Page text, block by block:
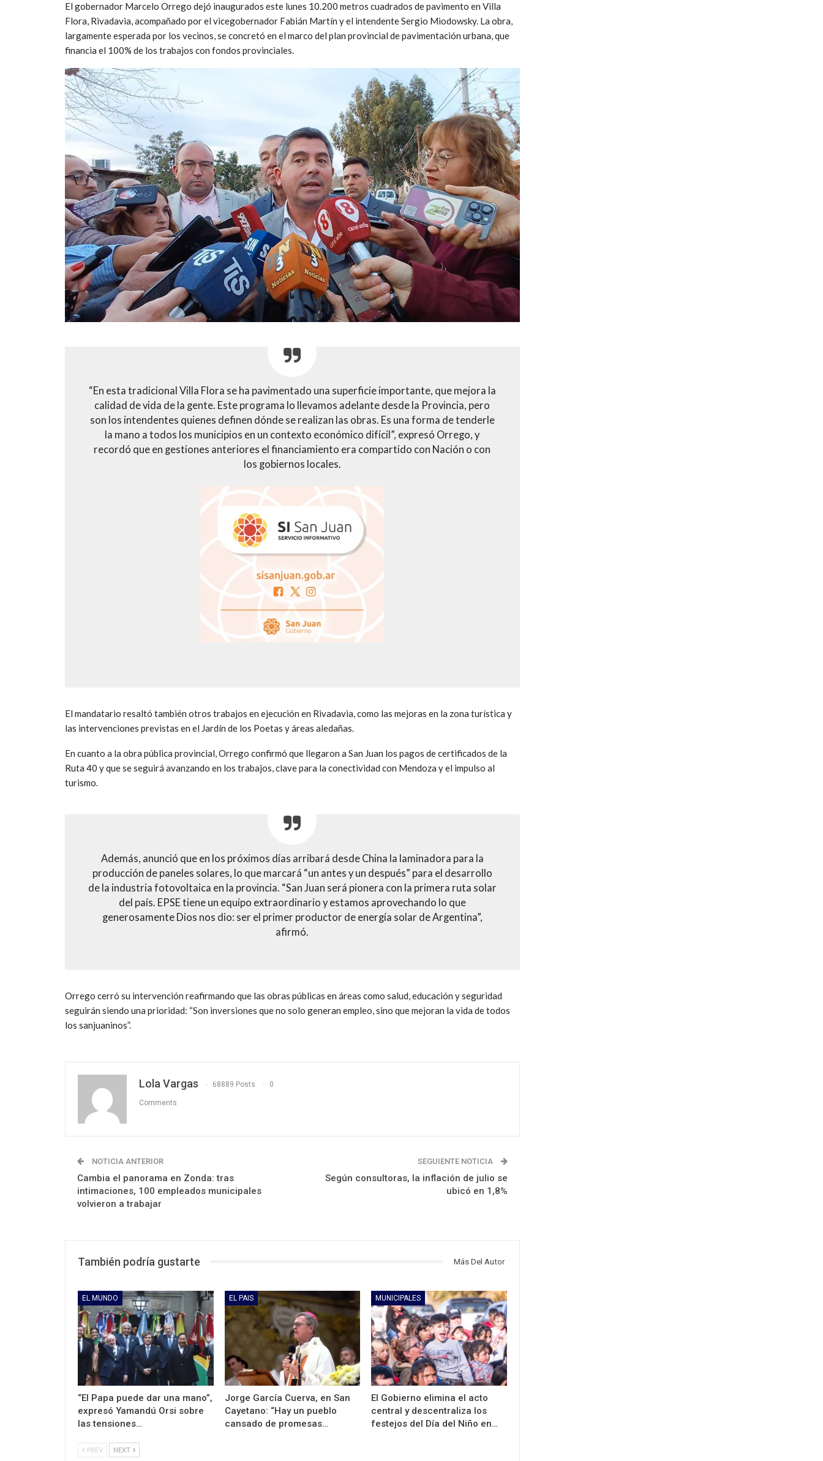
El gobernador Marcelo Orrego dejó inaugurados este lunes 10.200 metros cuadrados de pavimento en Villa
Flora, Rivadavia, acompañado por el vicegobernador Fabián Martín y el intendente Sergio Miodowsky. La obra,
largamente esperada por los vecinos, se concretó en el marco del plan provincial de pavimentación urbana, que
financia el 100% de los trabajos con fondos provinciales.
“En esta tradicional Villa Flora se ha pavimentado una superficie importante, que mejora la
calidad de vida de la gente. Este programa lo llevamos adelante desde la Provincia, pero
son los intendentes quienes definen dónde se realizan las obras. Es una forma de tenderle
la mano a todos los municipios en un contexto económico difícil”, expresó Orrego, y
recordó que en gestiones anteriores el financiamiento era compartido con Nación o con
los gobiernos locales.
El mandatario resaltó también otros trabajos en ejecución en Rivadavia, como las mejoras en la zona turística y
las intervenciones previstas en el Jardín de los Poetas y áreas aledañas.
En cuanto a la obra pública provincial, Orrego confirmó que llegaron a San Juan los pagos de certificados de la
Ruta 40 y que se seguirá avanzando en los trabajos, clave para la conectividad con Mendoza y el impulso al
turismo.
Además, anunció que en los próximos días arribará desde China la laminadora para la
producción de paneles solares, lo que marcará “un antes y un después” para el desarrollo
de la industria fotovoltaica en la provincia. “San Juan será pionera con la primera ruta solar
del país. EPSE tiene un equipo extraordinario y estamos aprovechando lo que
generosamente Dios nos dio: ser el primer productor de energía solar de Argentina”,
afirmó.
Orrego cerró su intervención reafirmando que las obras públicas en áreas como salud, educación y seguridad
seguirán siendo una prioridad: “Son inversiones que no solo generan empleo, sino que mejoran la vida de todos
los sanjuaninos”.
Lola Vargas 68889 Posts 0
Comments
NOTICIA ANTERIOR
Cambia el panorama en Zonda: tras
intimaciones, 100 empleados municipales
volvieron a trabajar
SEGUIENTE NOTICIA
Según consultoras, la inflación de julio se
ubicó en 1,8%
También podría gustarte Más Del Autor
EL MUNDO
“El Papa puede dar una mano”,
expresó Yamandú Orsi sobre
las tensiones…
EL PAIS
Jorge García Cuerva, en San
Cayetano: “Hay un pueblo
cansado de promesas…
MUNICIPALES
El Gobierno elimina el acto
central y descentraliza los
festejos del Día del Niño en…
PREV NEXT